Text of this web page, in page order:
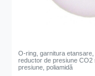
O-ring, garnitura
reductor de presiune CO2
presiune, poliamidă